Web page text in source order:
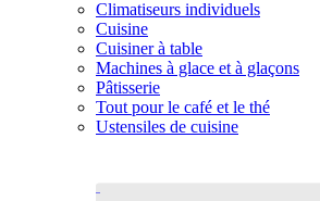
Climatiseurs individuels
Cuisine
Cuisiner à table
Machines à glace et à glaçons
Pâtisserie
Tout pour le café et le thé
Ustensiles de cuisine